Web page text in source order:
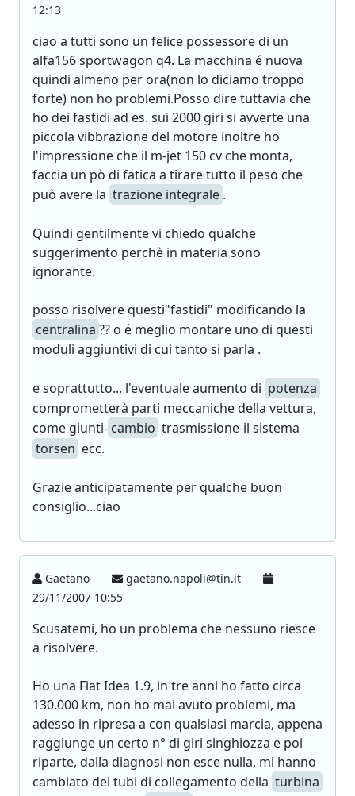
12:13
ciao a tutti sono un felice possessore di un
alfa156 sportwagon q4. La macchina é nuova
quindi almeno per ora(non lo diciamo troppo
forte) non ho problemi.Posso dire tuttavia che
ho dei fastidi ad es. sui 2000 giri si avverte una
piccola vibbrazione del motore inoltre ho
l'impressione che il m-jet 150 cv che monta,
faccia un pò di fatica a tirare tutto il peso che
può avere la trazione integrale .
Quindi gentilmente vi chiedo qualche
suggerimento perchè in materia sono
ignorante.
posso risolvere questi"fastidi" modificando la
centralina ?? o é meglio montare uno di questi
moduli aggiuntivi di cui tanto si parla .
e soprattutto... l'eventuale aumento di potenza
comprometterà parti meccaniche della vettura,
come giunti- cambio trasmissione-il sistema
torsen ecc.
Grazie anticipatamente per qualche buon
consiglio...ciao
Gaetano
gaetano.napoli@tin.it
29/11/2007 10:55
Scusatemi, ho un problema che nessuno riesce
a risolvere.
Ho una Fiat Idea 1.9, in tre anni ho fatto circa
130.000 km, non ho mai avuto problemi, ma
adesso in ripresa a con qualsiasi marcia, appena
raggiunge un certo n° di giri singhiozza e poi
riparte, dalla diagnosi non esce nulla, mi hanno
cambiato dei tubi di collegamento della turbina